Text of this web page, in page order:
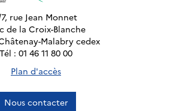
rue Jean Monnet
de la Croix-Blanche
Malabry cedex
Tél : 01 46 11 80 00
Plan d'accès
Nous contacter